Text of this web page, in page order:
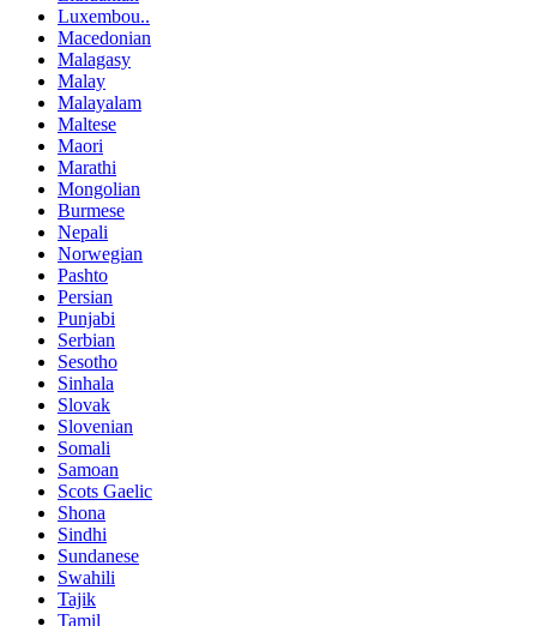
Luxembou..
Macedonian
Malagasy
Malay
Malayalam
Maltese
Maori
Marathi
Mongolian
Burmese
Nepali
Norwegian
Pashto
Persian
Punjabi
Serbian
Sesotho
Sinhala
Slovak
Slovenian
Somali
Samoan
Scots Gaelic
Shona
Sindhi
Sundanese
Swahili
Tajik
Tamil